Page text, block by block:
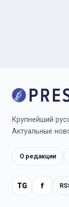
Крупнейший
Актуальные
О редакции
TG f